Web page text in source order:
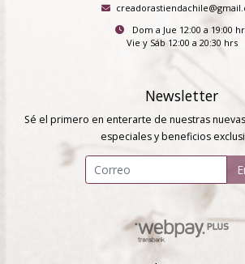
Dom a Jue 12:00 a 19:00
Vie y Sáb 12:00 a 20:30 hrs
Newsletter
Sé el primero en enterarte de nuestras
especiales y beneficios